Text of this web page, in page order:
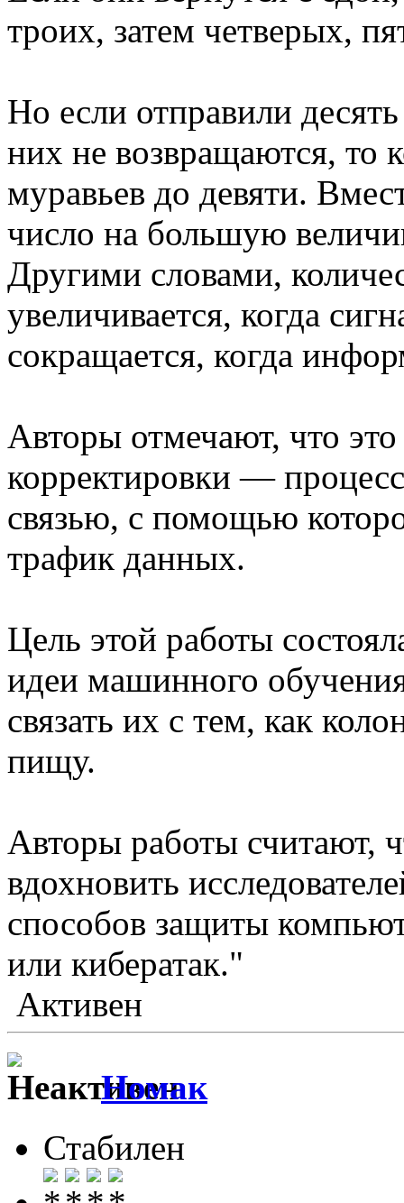
троих, затем четверых,
Но если отправили
них не возвращаются, то
муравьев до девяти.
число на большую
Другими словами,
увеличивается, когда
сокращается, когда
Авторы отмечают, что
корректировки —
связью, с помощью
трафик данных.
Цель этой работы
идеи машинного
связать их с тем, как
пищу.
Авторы работы считают,
вдохновить
способов защиты
или кибератак."
Активен
Номак
Стабилен